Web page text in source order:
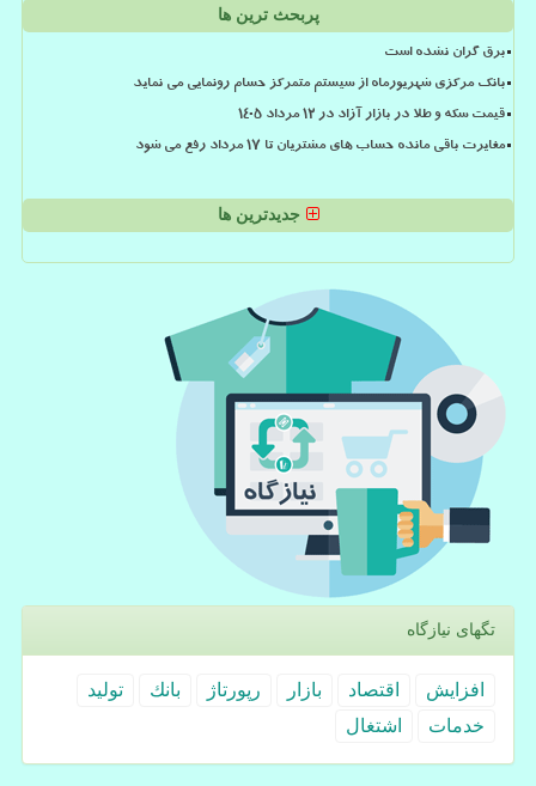
پربحث ترین ها
برق گران نشده است
بانک مرکزی شهریورماه از سیستم متمرکز حسام رونمایی می نماید
قیمت سکه و طلا در بازار آزاد در ۱۲ مرداد ۱۴۰۵
مغایرت باقی مانده حساب های مشتریان تا 17 مرداد رفع می شود
جدیدترین ها
تگهای نیازگاه
افزایش اقتصاد بازار رپورتاژ بانك
تولید
خدمات
اشتغال